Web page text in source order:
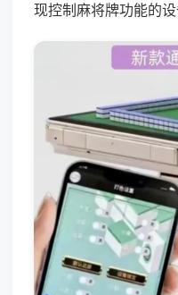
现控制麻将牌功能的设